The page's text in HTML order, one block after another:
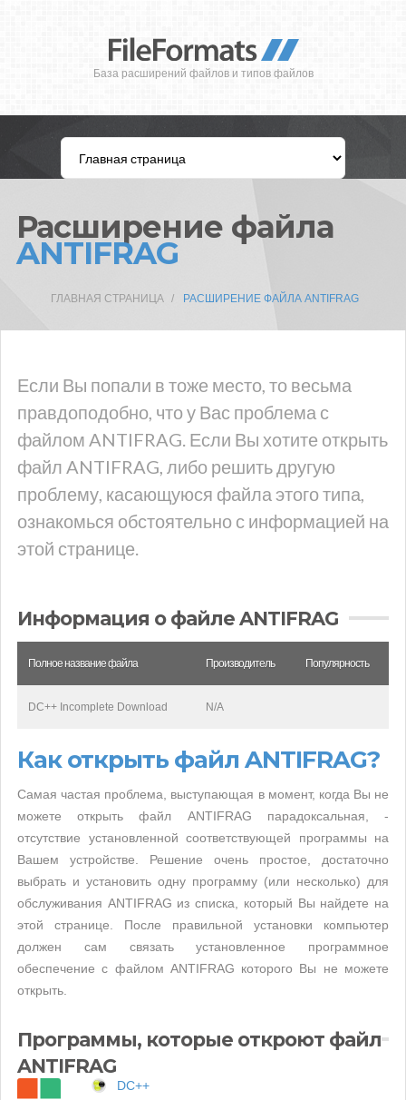
База расширений файлов и типов файлов
Расширение файла
ANTIFRAG
ГЛАВНАЯ СТРАНИЦА РАСШИРЕНИЕ ФАЙЛА ANTIFRAG
Если Вы попали в тоже место, то весьма
правдоподобно, что у Вас проблема с
файлом ANTIFRAG. Если Вы хотите открыть
файл ANTIFRAG, либо решить другую
проблему, касающуюся файла этого типа,
ознакомься обстоятельно с информацией на
этой странице.
Информация о файле ANTIFRAG
Полное название файла Производитель Популярность
DC++ Incomplete Download N/A
Как открыть файл ANTIFRAG?
Самая частая проблема, выступающая в момент, когда Вы не
можете открыть файл ANTIFRAG парадоксальная, -
отсутствие установленной соответствующей программы на
Вашем устройстве. Решение очень простое, достаточно
выбрать и установить одну программу (или несколько) для
обслуживания ANTIFRAG из списка, который Вы найдете на
этой странице. После правильной установки компьютер
должен сам связать установленное программное
обеспечение с файлом ANTIFRAG которого Вы не можете
открыть.
Программы, которые откроют файл
ANTIFRAG
DC++